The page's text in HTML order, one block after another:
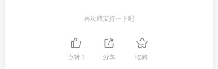
喜欢就支持一下吧
点赞1 分享 收藏